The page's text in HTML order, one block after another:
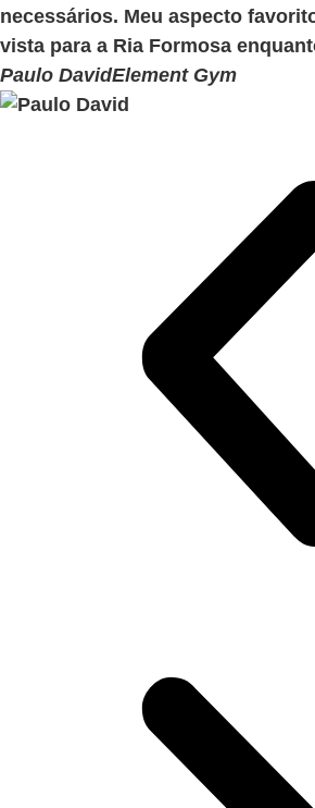
necessários. Meu aspecto
vista para a Ria Formosa
Paulo DavidElement Gym